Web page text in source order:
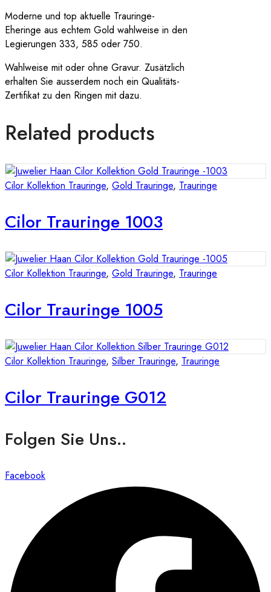
Moderne und top aktuelle Trauringe-
Eheringe aus echtem Gold wahlweise in den
Legierungen 333, 585 oder 750.
Wahlweise mit oder ohne Gravur. Zusätzlich
erhalten Sie ausserdem noch ein Qualitäts-
Zertifikat zu den Ringen mit dazu.
Related products
Cilor Kollektion Trauringe, Gold Trauringe, Trauringe
Cilor Trauringe 1003
Cilor Kollektion Trauringe, Gold Trauringe, Trauringe
Cilor Trauringe 1005
Cilor Kollektion Trauringe, Silber Trauringe, Trauringe
Cilor Trauringe G012
Folgen Sie Uns..
Facebook